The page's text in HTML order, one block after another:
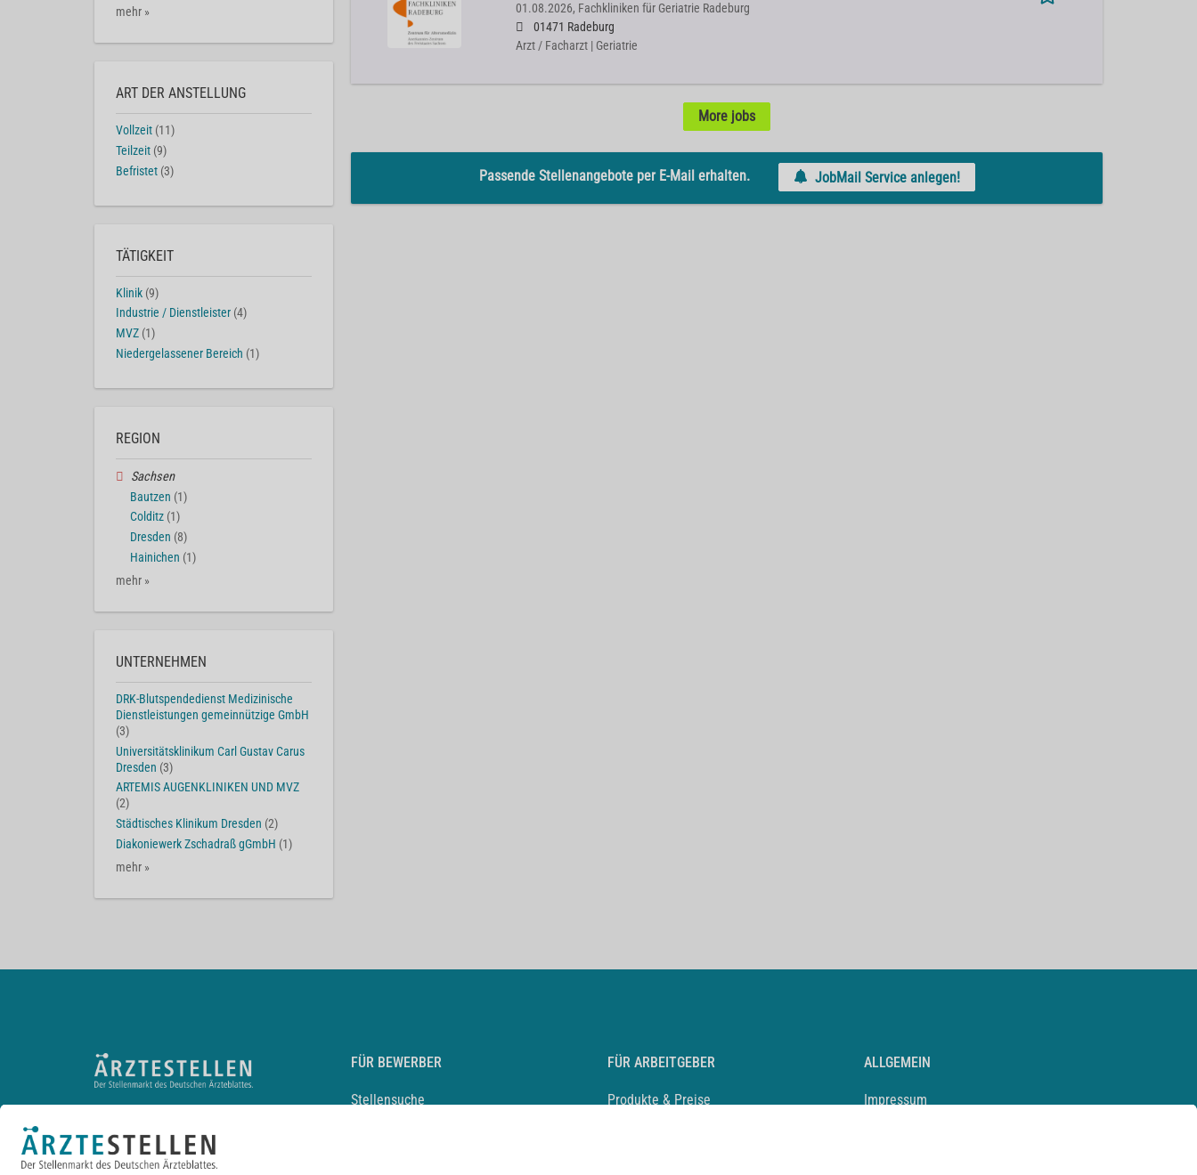
01.08.2026, Fachkliniken für Geriatrie Radeburg
01471 Radeburg
Arzt / Facharzt | Geriatrie
More jobs
Passende Stellenangebote per E-Mail erhalten. JobMail Service anlegen!
mehr »
ART DER ANSTELLUNG
Vollzeit (11)
Teilzeit (9)
Befristet (3)
TÄTIGKEIT
Klinik (9)
Industrie / Dienstleister (4)
MVZ (1)
Niedergelassener Bereich (1)
REGION
Sachsen
Bautzen (1)
Colditz (1)
Dresden (8)
Hainichen (1)
mehr »
UNTERNEHMEN
DRK-Blutspendedienst Medizinische
Dienstleistungen gemeinnützige GmbH
(3)
Universitätsklinikum Carl Gustav Carus
Dresden (3)
ARTEMIS AUGENKLINIKEN UND MVZ
(2)
Städtisches Klinikum Dresden (2)
Diakoniewerk Zschadraß gGmbH (1)
mehr »
FÜR BEWERBER
Stellensuche
FÜR ARBEITGEBER
Produkte & Preise
ALLGEMEIN
Impressum